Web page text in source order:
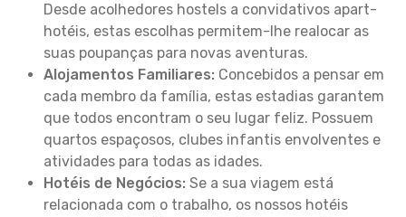
Desde acolhedores hostels a convidativos apart-
hotéis, estas escolhas permitem-lhe realocar as
suas poupanças para novas aventuras.
Alojamentos Familiares: Concebidos a pensar em
cada membro da família, estas estadias garantem
que todos encontram o seu lugar feliz. Possuem
quartos espaçosos, clubes infantis envolventes e
atividades para todas as idades.
Hotéis de Negócios: Se a sua viagem está
relacionada com o trabalho, os nossos hotéis